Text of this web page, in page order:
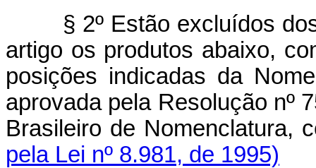
§ 2º Estão excluídos
artigo os produtos abaixo,
posições indicadas da
aprovada pela Resolução nº
Brasileiro de Nomenclatura,
pela Lei nº 8.981, de 1995)